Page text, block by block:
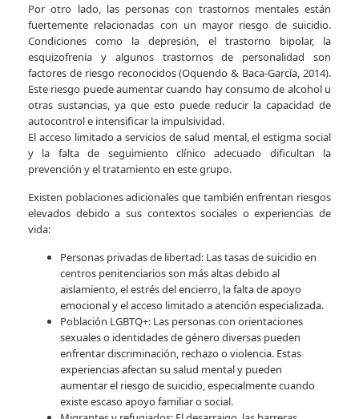
Por otro lado, las personas con trastornos mentales están
fuertemente relacionadas con un mayor riesgo de suicidio.
Condiciones como la depresión, el trastorno bipolar, la
esquizofrenia y algunos trastornos de personalidad son
factores de riesgo reconocidos (Oquendo & Baca-García, 2014).
Este riesgo puede aumentar cuando hay consumo de alcohol u
otras sustancias, ya que esto puede reducir la capacidad de
autocontrol e intensificar la impulsividad.
El acceso limitado a servicios de salud mental, el estigma social
y la falta de seguimiento clínico adecuado dificultan la
prevención y el tratamiento en este grupo.
Existen poblaciones adicionales que también enfrentan riesgos
elevados debido a sus contextos sociales o experiencias de
vida:
Personas privadas de libertad: Las tasas de suicidio en
centros penitenciarios son más altas debido al
aislamiento, el estrés del encierro, la falta de apoyo
emocional y el acceso limitado a atención especializada.
Población LGBTQ+: Las personas con orientaciones
sexuales o identidades de género diversas pueden
enfrentar discriminación, rechazo o violencia. Estas
experiencias afectan su salud mental y pueden
aumentar el riesgo de suicidio, especialmente cuando
existe escaso apoyo familiar o social.